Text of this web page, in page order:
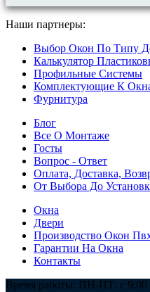
Наши партнеры:
Выбор Окон По Типу
Калькулятор
Профильные Системы
Комплектующие К
Фурнитура
Блог
Все О Монтаже
Госты
Вопрос - Ответ
Оплата, Доставка,
От Выбора До
Окна
Двери
Производство Окон
Гарантии На Окна
Контакты
Время работы: ПН-ПТ: с 9:00